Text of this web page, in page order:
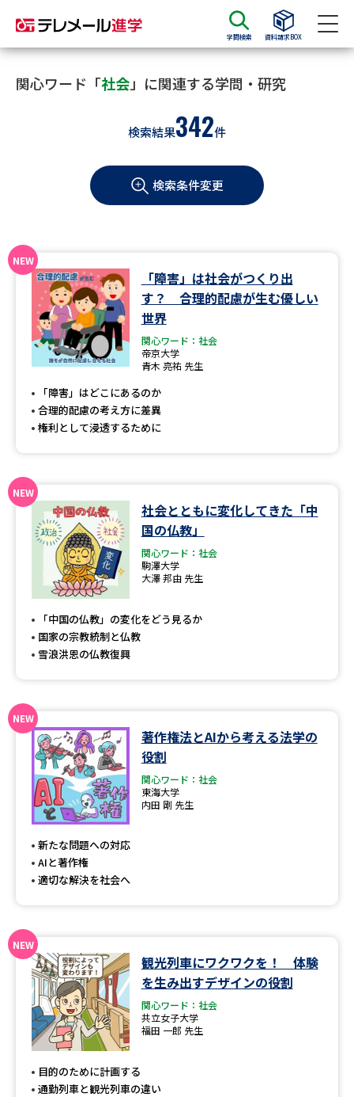
学問検索 資料請求BOX
資料請求 資料検索
大学・短大の資料種類から請求
学部・学科パンフ
過去問題集
大学・短大以外の資料から請求
専門学校の資料請求
留学・進学関連、塾・予備校
大学入学共通テスト「受験上の
幼稚園教員資格認定試験
高等学校（情報）教員資格認定
大学研究
大学で学べる内容や特徴を調べる
データサイエンス特集 奨学金・特待生制度特集
デジタルパンフレット 進路の３択
新学年スタート号特集ページ
（高3生用）
SELFBRAND特集ページ
オープンキャンパス検索 実施プログラムから探す
来場型・Web型イベント特集 夢ナビライブ
受験準備
関心ワード「社会」に関連する学問・研究
検索結果342件
検索条件変更
「障害」は社会がつくり出
す？ 合理的配慮が生む優しい
世界
関心ワード：社会
帝京大学
青木 亮祐 先生
「障害」はどこにあるのか
合理的配慮の考え方に差異
権利として浸透するために
社会とともに変化してきた「中
国の仏教」
関心ワード：社会
駒澤大学
大澤 邦由 先生
「中国の仏教」の変化をどう見るか
国家の宗教統制と仏教
雪浪洪恩の仏教復興
著作権法とAIから考える法学の
役割
関心ワード：社会
東海大学
内田 剛 先生
新たな問題への対応
AIと著作権
適切な解決を社会へ
観光列車にワクワクを！ 体験
を生み出すデザインの役割
関心ワード：社会
共立女子大学
福田 一郎 先生
目的のために計画する
通勤列車と観光列車の違い